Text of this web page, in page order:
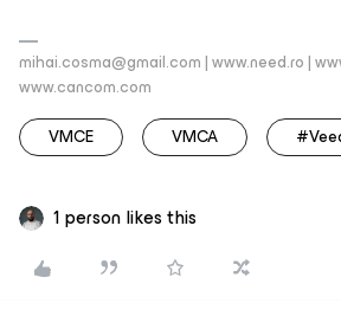
mihai.cosma@gmail.com | www.need.ro |
www.cancom.com
VMCE
VMCA
1 person likes this